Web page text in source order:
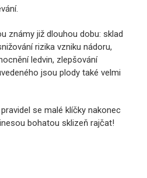
známy již dlouhou dobu: sklad
rizika vzniku nádoru,
ledvin, zlepšování
jsou plody také velmi
se malé klíčky nakonec
bohatou sklizeň rajčat!